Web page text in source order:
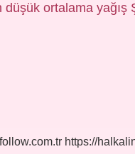
düşük ortalama
https://